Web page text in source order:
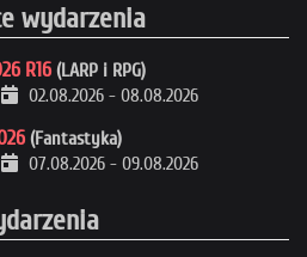
wydarzenia
R16 (LARP i RPG)
02.08.2026 - 08.08.2026
(Fantastyka)
07.08.2026 - 09.08.2026